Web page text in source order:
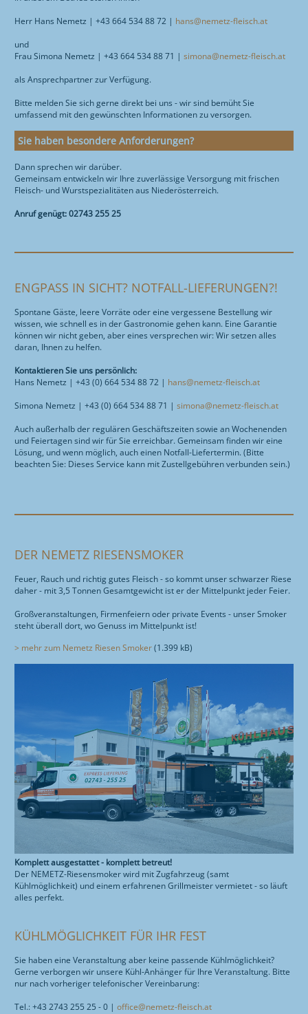
Herr Hans Nemetz | +43 664 534 88 72 | hans@nemetz-fleisch.at
und
Frau Simona Nemetz | +43 664 534 88 71 | simona@nemetz-fleisch.at
als Ansprechpartner zur Verfügung.
Bitte melden Sie sich gerne direkt bei uns - wir sind bemüht Sie
umfassend mit den gewünschten Informationen zu versorgen.
Sie haben besondere Anforderungen?
Dann sprechen wir darüber.
Gemeinsam entwickeln wir Ihre zuverlässige Versorgung mit frischen
Fleisch- und Wurstspezialitäten aus Niederösterreich.
Anruf genügt: 02743 255 25
ENGPASS IN SICHT? NOTFALL-LIEFERUNGEN?!
Spontane Gäste, leere Vorräte oder eine vergessene Bestellung wir
wissen, wie schnell es in der Gastronomie gehen kann. Eine Garantie
können wir nicht geben, aber eines versprechen wir: Wir setzen alles
daran, Ihnen zu helfen.
Kontaktieren Sie uns persönlich:
Hans Nemetz | +43 (0) 664 534 88 72 | hans@nemetz-fleisch.at
Simona Nemetz | +43 (0) 664 534 88 71 | simona@nemetz-fleisch.at
Auch außerhalb der regulären Geschäftszeiten sowie an Wochenenden
und Feiertagen sind wir für Sie erreichbar. Gemeinsam finden wir eine
Lösung, und wenn möglich, auch einen Notfall-Liefertermin. (Bitte
beachten Sie: Dieses Service kann mit Zustellgebühren verbunden sein.)
DER NEMETZ RIESENSMOKER
Feuer, Rauch und richtig gutes Fleisch - so kommt unser schwarzer Riese
daher - mit 3,5 Tonnen Gesamtgewicht ist er der Mittelpunkt jeder Feier.
Großveranstaltungen, Firmenfeiern oder private Events - unser Smoker
steht überall dort, wo Genuss im Mittelpunkt ist!
> mehr zum Nemetz Riesen Smoker(1.399 kB)
Komplett ausgestattet - komplett betreut!
Der NEMETZ-Riesensmoker wird mit Zugfahrzeug (samt
Kühlmöglichkeit) und einem erfahrenen Grillmeister vermietet - so läuft
alles perfekt.
KÜHLMÖGLICHKEIT FÜR IHR FEST
Sie haben eine Veranstaltung aber keine passende Kühlmöglichkeit?
Gerne verborgen wir unsere Kühl-Anhänger für Ihre Veranstaltung. Bitte
nur nach vorheriger telefonischer Vereinbarung:
Tel.: +43 2743 255 25 - 0 | office@nemetz-fleisch.at